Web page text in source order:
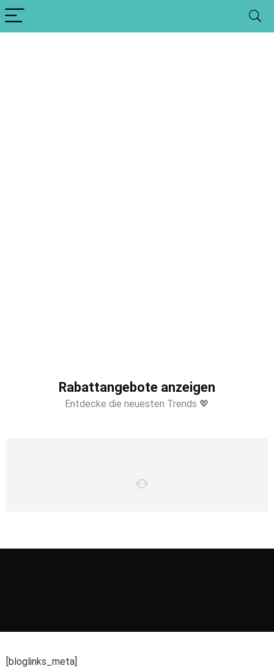
Rabattangebote anzeigen
Entdecke die neuesten Trends 💖
[bloglinks_meta]